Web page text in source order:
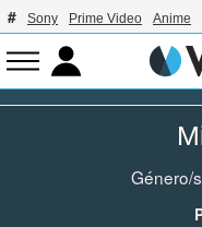
Sony Prime Video Anime
Género/